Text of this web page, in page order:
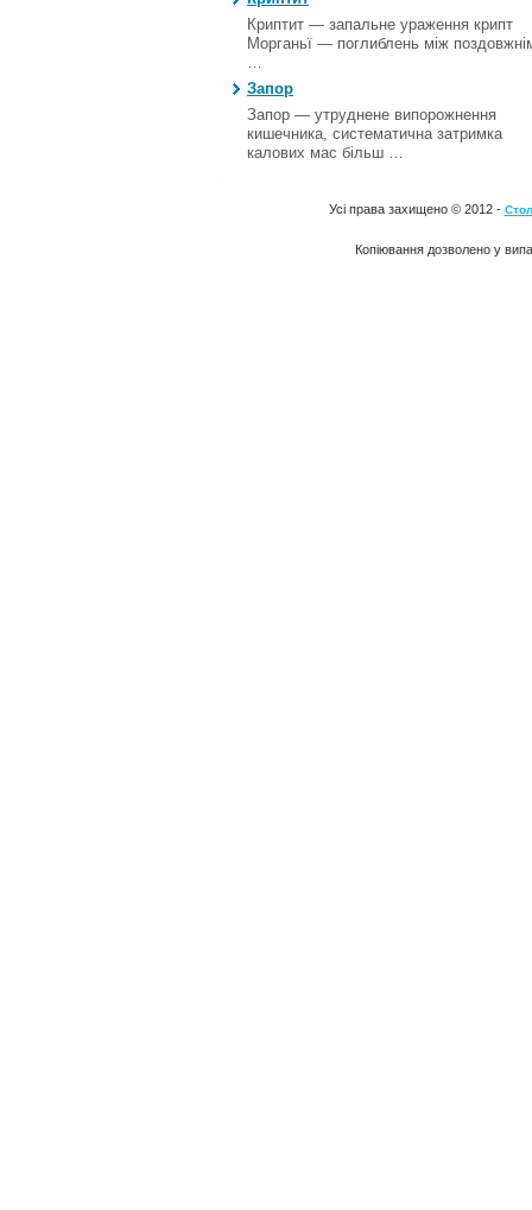
Криптит — запальне ураження крипт
Морганьї — поглиблень між
…
Запор
Запор — утруднене випорожнення
кишечника, систематична затримка
калових мас більш …
Усі права захищено © 2012 -
Копіювання дозволено у